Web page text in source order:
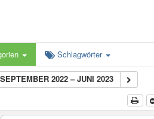
Schlagwörter
SEPTEMBER 2022 – JUNI 2023